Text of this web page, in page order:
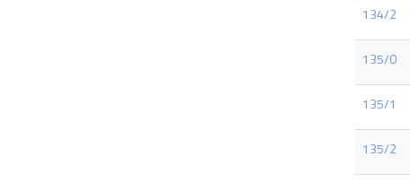
134/2
135/0
135/1
135/2